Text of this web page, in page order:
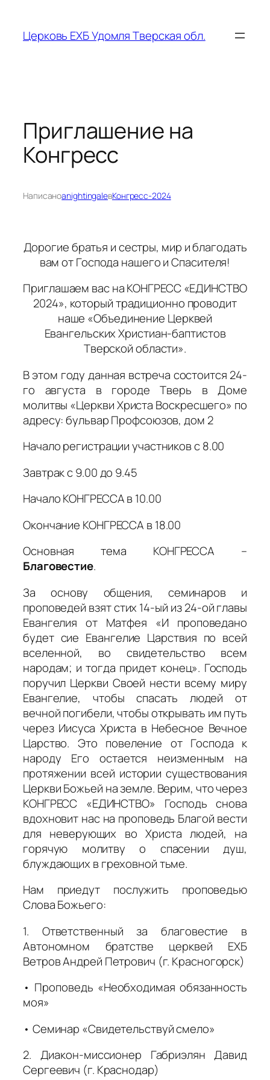
содержимому
Церковь ЕХБ Удомля Тверская обл.
Приглашение на
Конгресс
НаписаноanightingaleвКонгресс-2024
Дорогие братья и сестры, мир и благодать
вам от Господа нашего и Спасителя!
Приглашаем вас на КОНГРЕСС «ЕДИНСТВО
2024», который традиционно проводит
наше «Объединение Церквей
Евангельских Христиан-баптистов
Тверской области».
В этом году данная встреча состоится 24-
го августа в городе Тверь в Доме
молитвы «Церкви Христа Воскресшего» по
адресу: бульвар Профсоюзов, дом 2
Начало регистрации участников с 8.00
Завтрак с 9.00 до 9.45
Начало КОНГРЕССА в 10.00
Окончание КОНГРЕССА в 18.00
Основная тема КОНГРЕССА –
Благовестие.
За основу общения, семинаров и
проповедей взят стих 14-ый из 24-ой главы
Евангелия от Матфея «И проповедано
будет сие Евангелие Царствия по всей
вселенной, во свидетельство всем
народам; и тогда придет конец». Господь
поручил Церкви Своей нести всему миру
Евангелие, чтобы спасать людей от
вечной погибели, чтобы открывать им путь
через Иисуса Христа в Небесное Вечное
Царство. Это повеление от Господа к
народу Его остается неизменным на
протяжении всей истории существования
Церкви Божьей на земле. Верим, что через
КОНГРЕСС «ЕДИНСТВО» Господь снова
вдохновит нас на проповедь Благой вести
для неверующих во Христа людей, на
горячую молитву о спасении душ,
блуждающих в греховной тьме.
Нам приедут послужить проповедью
Слова Божьего:
1. Ответственный за благовестие в
Автономном братстве церквей ЕХБ
Ветров Андрей Петрович (г. Красногорск)
• Проповедь «Необходимая обязанность
моя»
• Семинар «Свидетельствуй смело»
2. Диакон-миссионер Габриэлян Давид
Сергеевич (г. Краснодар)